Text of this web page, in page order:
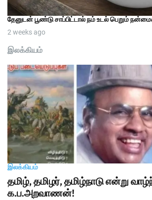
a
t
i
o
n
தேனுடன் பூண்டு சாப்பிட்டால் நம் உடல் பெறும்
2 weeks ago
இலக்கியம்
இலக்கியம்
தமிழ், தமிழர், தமிழ்நாடு என்று
க.ப.அறவாணன்!